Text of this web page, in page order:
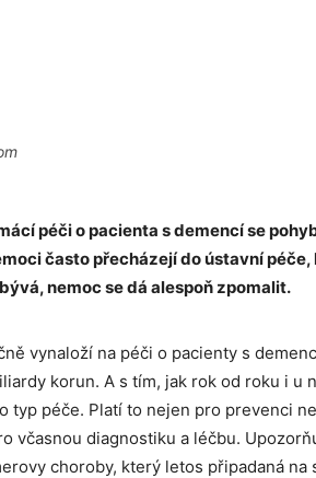
péči o pacienta s demencí se
často přecházejí do ústavní péče,
nemoc se dá alespoň zpomalit.
vynaloží na péči o pacienty s
korun. A s tím, jak rok od roku i u
typ péče. Platí to nejen pro prevenci
včasnou diagnostiku a léčbu.
choroby, který letos připadaná na